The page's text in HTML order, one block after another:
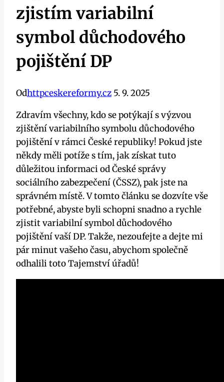
zjistím variabilní
symbol důchodového
pojištění DP
Odhttpceskereformy.cz 5. 9. 2025
Zdravím všechny, kdo se potýkají s výzvou
zjištění variabilního symbolu důchodového
pojištění v rámci České republiky! Pokud jste
někdy měli potíže s tím, jak získat tuto
důležitou informaci od České správy
sociálního zabezpečení (ČSSZ), pak jste na
správném místě. V tomto článku se dozvíte vše
potřebné, abyste byli schopni snadno a rychle
zjistit variabilní symbol důchodového
pojištění vaší DP. Takže, nezoufejte a dejte mi
pár minut vašeho času, abychom společně
odhalili toto Tajemství úřadů!